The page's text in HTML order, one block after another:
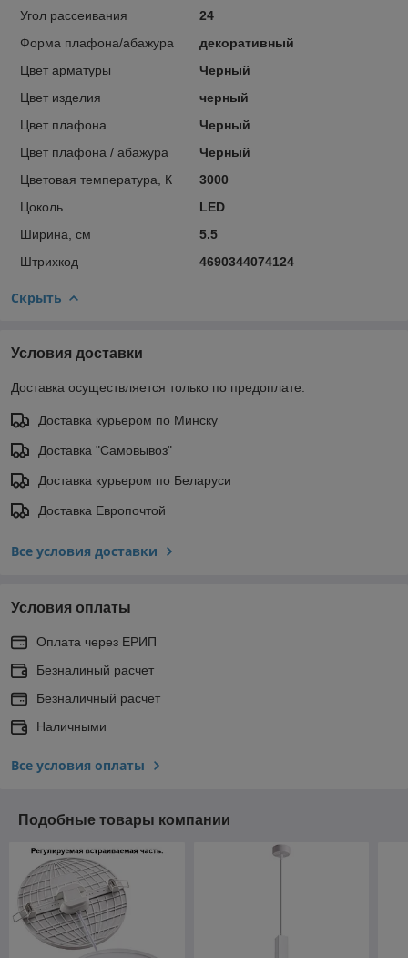
Угол рассеивания
24
Форма плафона/абажура
декоративный
Цвет арматуры
Черный
Цвет изделия
черный
Цвет плафона
Черный
Цвет плафона / абажура
Черный
Цветовая температура, К
3000
Цоколь
LED
Ширина, см
5.5
Штрихкод
4690344074124
Скрыть
Условия доставки
Доставка осуществляется только по предоплате.
Доставка курьером по Минску
Доставка "Самовывоз"
Доставка курьером по Беларуси
Доставка Европочтой
Все условия доставки
Условия оплаты
Оплата через ЕРИП
Безналиный расчет
Безналичный расчет
Наличными
Все условия оплаты
Подобные товары компании